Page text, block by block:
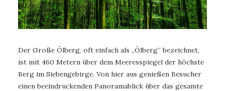
Der Große Ölberg, oft einfach als „Ölberg“ bezeichnet,
ist mit 460 Metern über dem Meeresspiegel der höchste
Berg im Siebengebirge. Von hier aus genießen Besucher
einen beeindruckenden Panoramablick über das gesamte